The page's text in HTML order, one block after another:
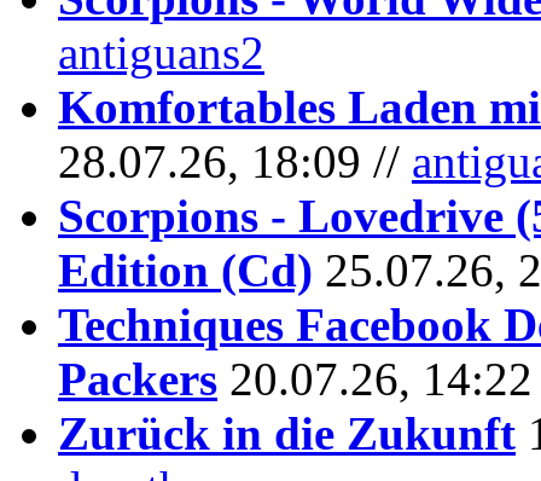
antiguans2
Komfortables Laden
28.07.26, 18:09 //
Scorpions - Lovedrive
Edition (Cd) 25.07.26,
Techniques Facebook
Packers 20.07.26,
Zurück in die Zukunft